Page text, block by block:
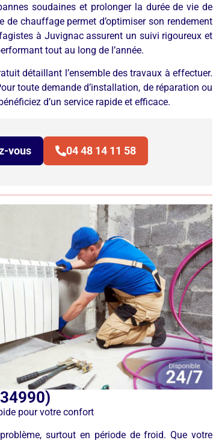
soudaines et prolonger la durée de vie de
chauffage permet d’optimiser son rendement
à Juvignac assurent un suivi rigoureux et
tout au long de l’année.
détaillant l’ensemble des travaux à effectuer.
toute demande d’installation, de réparation ou
d’un service rapide et efficace.
vous 04 48 14 11 58
pour votre confort
surtout en période de froid. Que votre